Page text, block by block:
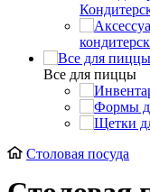
Все для пиццы
Столовая посуда